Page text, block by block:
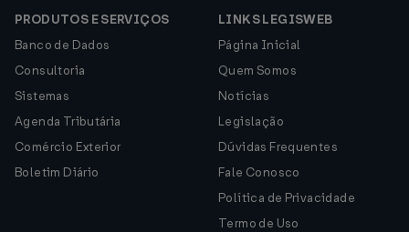
PRODUTOS E SERVIÇOS
Banco de Dados
Consultoria
Sistemas
Agenda Tributária
Comércio Exterior
Boletim Diário
LINKS LEGISWEB
Página Inicial
Quem Somos
Notícias
Legislação
Dúvidas Frequentes
Fale Conosco
Política de Privacidade
Termo de Uso